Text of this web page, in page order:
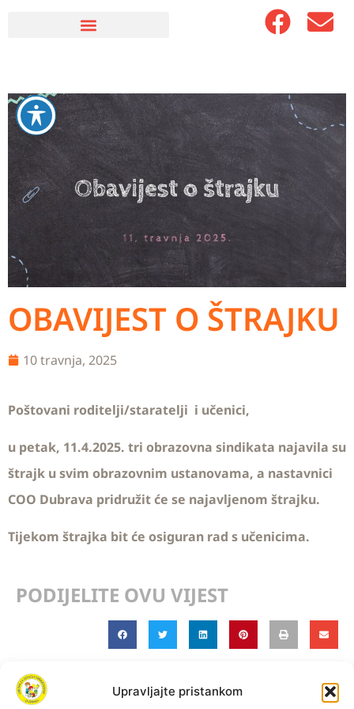
Upravljajte pristankom
OBAVIJEST O ŠTRAJKU
10 travnja, 2025
Poštovani roditelji/staratelji i učenici,
u petak, 11.4.2025. tri obrazovna sindikata najavila su
štrajk u svim obrazovnim ustanovama, a nastavnici
COO Dubrava pridružit će se najavljenom štrajku.
Tijekom štrajka bit će osiguran rad s učenicima.
PODIJELITE OVU VIJEST